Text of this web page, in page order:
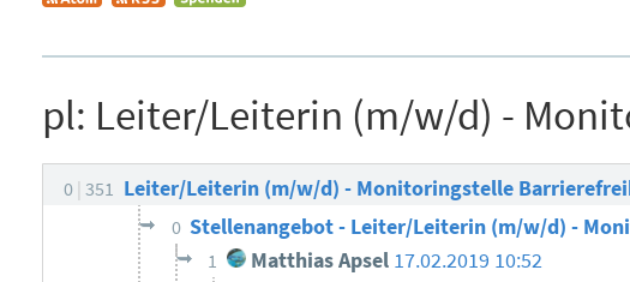
pl: Leiter/Leiterin (m/w/d) -
0 351 Leiter/Leiterin (m/w/d) - Monitoringstelle
0 Stellenangebot - Leiter/Leiterin (m/w/d) -
1 Matthias Apsel 17.02.2019 10:52